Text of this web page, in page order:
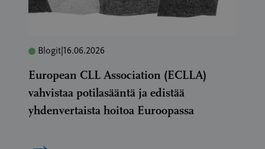
Blogit 16.06.2026
European CLL Association (ECLLA)
vahvistaa potilasääntä ja edistää
yhdenvertaista hoitoa Euroopassa